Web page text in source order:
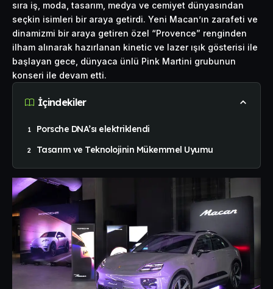
sıra iş, moda, tasarım, medya ve cemiyet dünyasından
seçkin isimleri bir araya getirdi. Yeni Macan’ın zarafeti ve
dinamizmi bir araya getiren özel “Provence” renginden
ilham alınarak hazırlanan kinetic ve lazer ışık gösterisi ile
başlayan gece, dünyaca ünlü Pink Martini grubunun
konseri ile devam etti.
İçindekiler
Porsche DNA’sı elektriklendi
Tasarım ve Teknolojinin Mükemmel Uyumu